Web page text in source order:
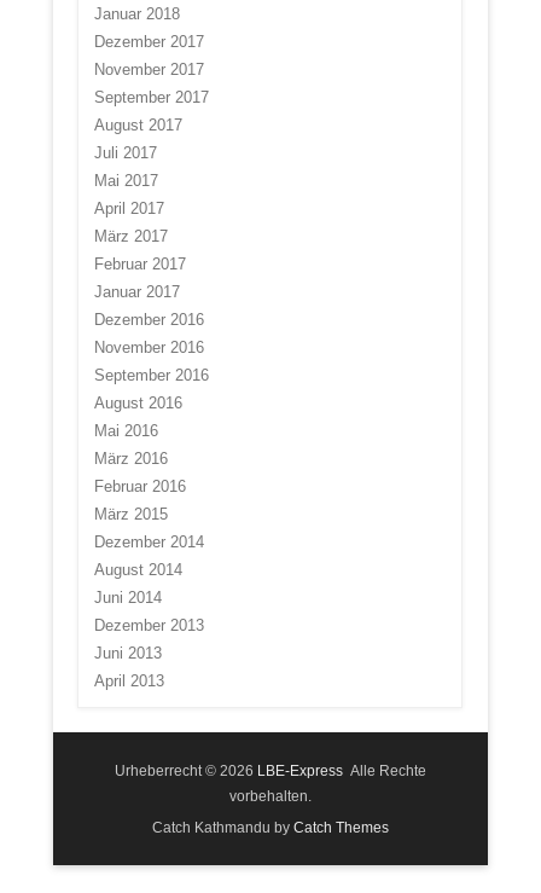
Januar 2018
Dezember 2017
November 2017
September 2017
August 2017
Juli 2017
Mai 2017
April 2017
März 2017
Februar 2017
Januar 2017
Dezember 2016
November 2016
September 2016
August 2016
Mai 2016
März 2016
Februar 2016
März 2015
Dezember 2014
August 2014
Juni 2014
Dezember 2013
Juni 2013
April 2013
Urheberrecht © 2026 LBE-Express Alle Rechte
vorbehalten.
Catch Kathmandu by Catch Themes